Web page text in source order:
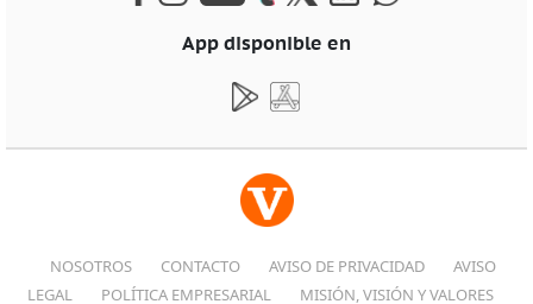
App disponible en
NOSOTROS CONTACTO AVISO DE PRIVACIDAD
AVISO
LEGAL
POLÍTICA EMPRESARIAL MISIÓN, VISIÓN Y VALORES